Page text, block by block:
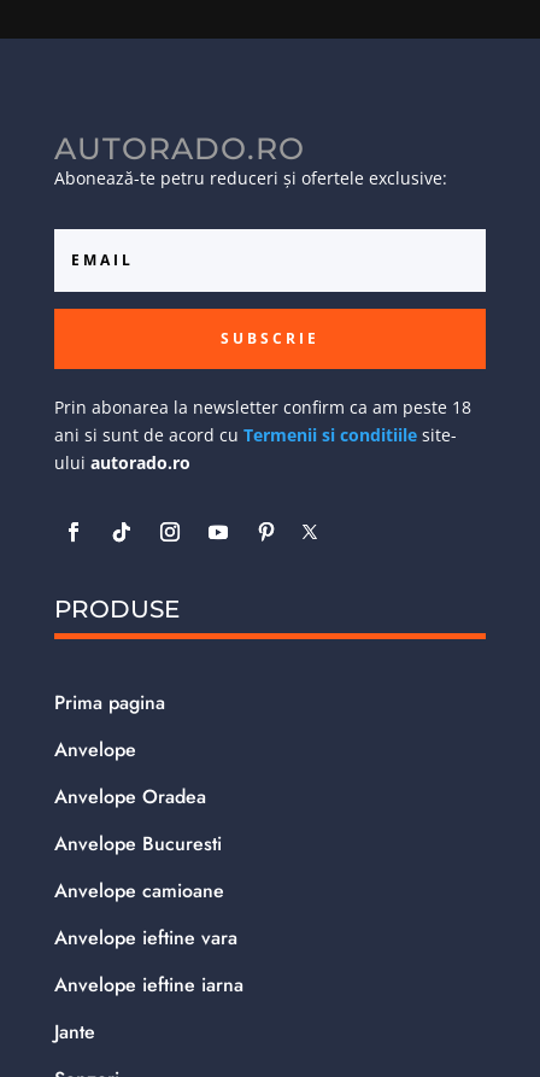
AUTORADO.RO
Abonează-te petru reduceri și ofertele exclusive:
SUBSCRIE
Prin abonarea la newsletter confirm ca am peste 18
ani si sunt de acord cu Termenii si conditiilesite-
ului autorado.ro
PRODUSE
Prima pagina
Anvelope
Anvelope Oradea
Anvelope Bucuresti
Anvelope camioane
Anvelope ieftine vara
Anvelope ieftine iarna
Jante